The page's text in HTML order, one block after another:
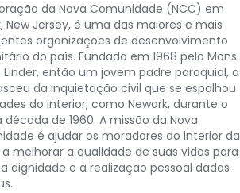
da Nova Comunidade (NCC) em
New Jersey, é uma das maiores e mais
organizações de desenvolvimento
do país. Fundada em 1968 pelo Mons.
Linder, então um jovem padre paroquial, a
da inquietação civil que se espalhou
do interior, como Newark, durante o
década de 1960. A missão da Nova
é ajudar os moradores do interior da
melhorar a qualidade de suas vidas para
dignidade e a realização pessoal dadas